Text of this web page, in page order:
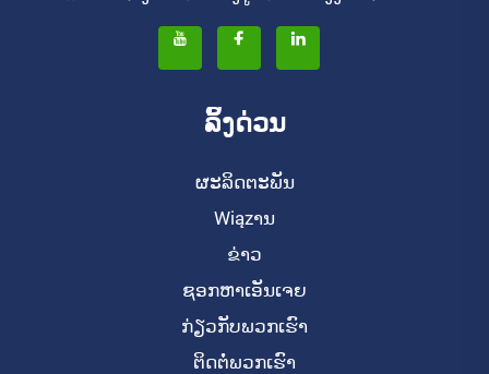
ລິ້ງດ່ວນ
ຜະລິດຕະພັນ
Wiązານ
ຂ່າວ
ຊອກຫາເອັນເຈຍ
ກ່ຽວກັບພວກເຮົາ
ຕິດຕໍ່ພວກເຮົາ